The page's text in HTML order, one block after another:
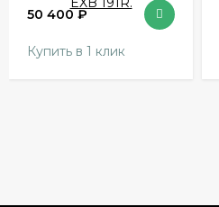
50 400₽
Купить в 1 клик